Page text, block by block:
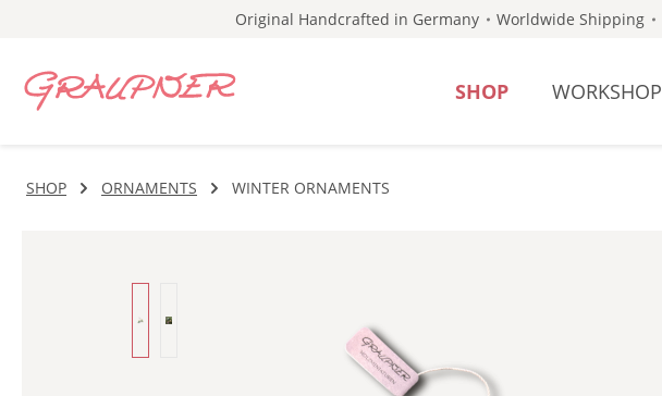
Original Handcrafted in Germany Worldwide Shipping
SHOP WORKSHOP
SHOP ORNAMENTS WINTER ORNAMENTS